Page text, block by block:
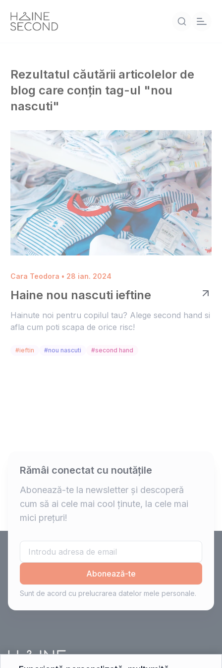
Rezultatul căutării articolelor de
blog care conțin tag-ul "nou
nascuti"
Cara Teodora • 28 ian. 2024
Haine nou nascuti ieftine
Hainute noi pentru copilul tau? Alege second hand si
afla cum poti scapa de orice risc!
#ieftin #nou nascuti #second hand
Rămâi conectat cu noutățile
Abonează-te la newsletter și descoperă
cum să ai cele mai cool ținute, la cele mai
mici prețuri!
Abonează-te
Sunt de acord cu prelucrarea datelor mele personale.